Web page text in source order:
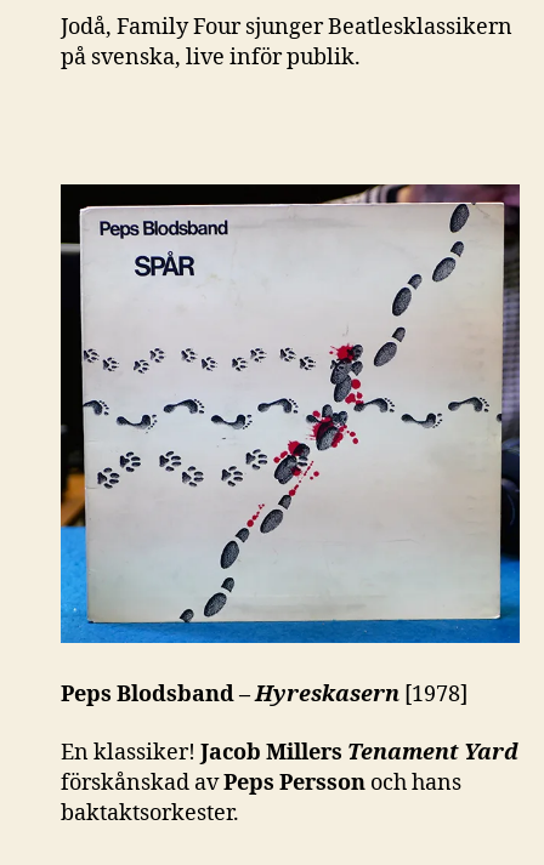
Jodå, Family Four sjunger Beatlesklassikern
på svenska, live inför publik.
Peps Blodsband –Hyreskasern [1978]
En klassiker! Jacob Millers Tenament Yard
förskånskad avPeps Persson och hans
baktaktsorkester.